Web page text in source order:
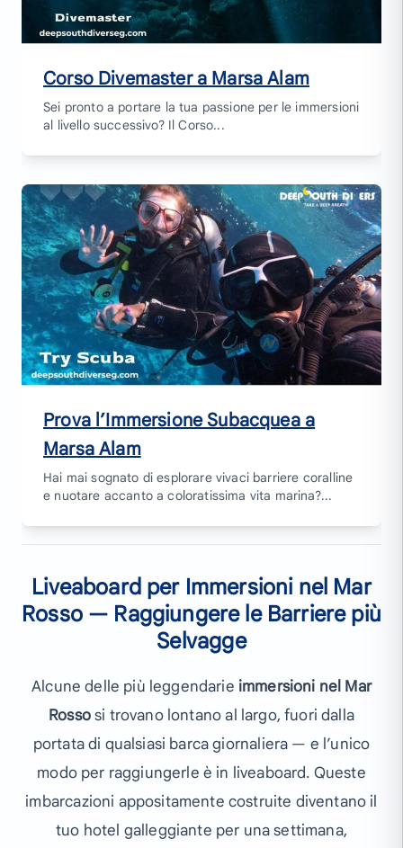
Corso Divemaster a Marsa Alam
Sei pronto a portare la tua passione per le immersioni
al livello successivo? Il Corso...
Prova l’Immersione Subacquea a
Marsa Alam
Hai mai sognato di esplorare vivaci barriere coralline
e nuotare accanto a coloratissima vita marina?...
Liveaboard per Immersioni nel Mar
Rosso — Raggiungere le Barriere più
Selvagge
Alcune delle più leggendarie immersioni nel Mar
Rossosi trovano lontano al largo, fuori dalla
portata di qualsiasi barca giornaliera — e l’unico
modo per raggiungerle è in liveaboard. Queste
imbarcazioni appositamente costruite diventano il
tuo hotel galleggiante per una settimana,